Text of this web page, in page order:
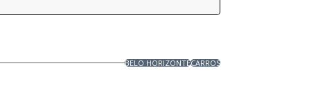
BELO HORIZONTECARROS